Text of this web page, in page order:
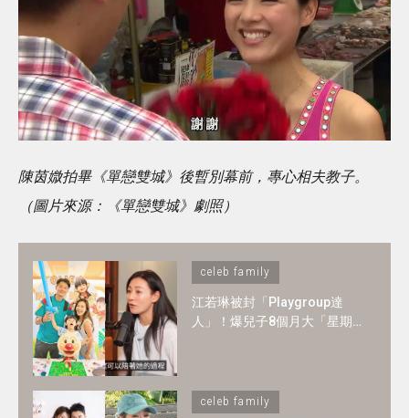
陳茵媺拍畢《單戀雙城》後暫別幕前，專心相夫教子。
（圖片來源：《單戀雙城》劇照）
celeb family
江若琳被封「Playgroup達
人」！爆兒子8個月大「星期
celeb family